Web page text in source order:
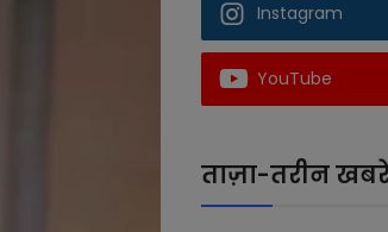
Instagram
YouTube
ताज़ा-तरीन